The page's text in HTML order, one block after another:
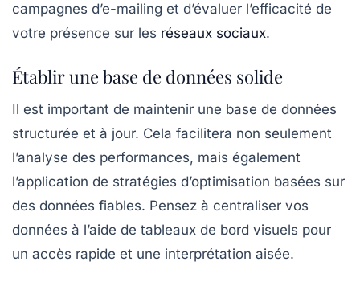
campagnes d’e-mailing et d’évaluer l’efficacité de
votre présence sur les réseaux sociaux.
Établir une base de données solide
Il est important de maintenir une base de données
structurée et à jour. Cela facilitera non seulement
l’analyse des performances, mais également
l’application de stratégies d’optimisation basées sur
des données fiables. Pensez à centraliser vos
données à l’aide de tableaux de bord visuels pour
un accès rapide et une interprétation aisée.